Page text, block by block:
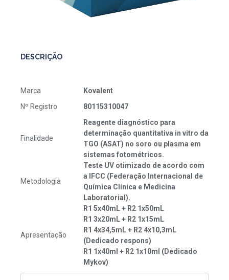
DESCRIÇÃO
Marca
Kovalent
Nº Registro
80115310047
Finalidade
Reagente diagnóstico para
determinação quantitativa in vitro da
TGO (ASAT) no soro ou plasma em
sistemas fotométricos.
Metodologia
Teste UV otimizado de acordo com
a IFCC (Federação Internacional de
Química Clínica e Medicina
Laboratorial).
Apresentação
R1 5x40mL + R2 1x50mL
R1 3x20mL + R2 1x15mL
R1 4x34,5mL + R2 4x10,3mL
(Dedicado respons)
R1 1x40ml + R2 1x10ml (Dedicado
Mykov)